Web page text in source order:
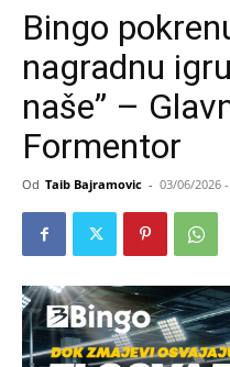
Bingo
nagradnu
naše” –
Formentor
Od Taib Bajramovic - 03/06/2026